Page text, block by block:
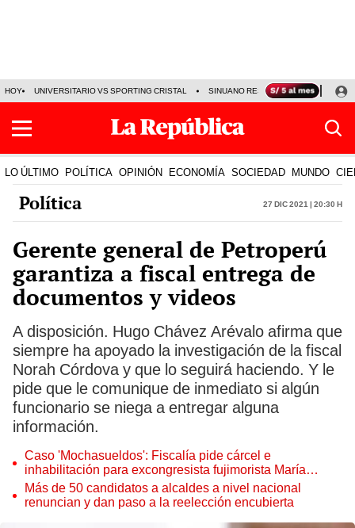
HOY UNIVERSITARIO VS SPORTING CRISTAL SINUANO RESULTADOS HOY
LO ÚLTIMO POLÍTICA OPINIÓN ECONOMÍA SOCIEDAD MUNDO
Política 27 Dic 2021 | 20:30 h
Gerente general de Petroperú
garantiza a fiscal entrega de
documentos y videos
A disposición. Hugo Chávez Arévalo afirma que
siempre ha apoyado la investigación de la fiscal
Norah Córdova y que lo seguirá haciendo. Y le
pide que le comunique de inmediato si algún
funcionario se niega a entregar alguna
información.
Caso 'Mochasueldos': Fiscalía pide cárcel e
inhabilitación para excongresista fujimorista María
Cordero Jon Tay
Más de 50 candidatos a alcaldes a nivel nacional
renuncian y dan paso a la reelección encubierta